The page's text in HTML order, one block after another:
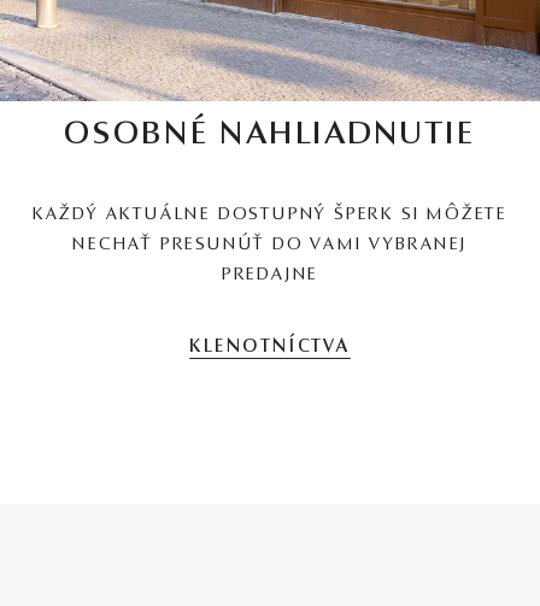
OSOBNÉ NAHLIADNUTIE
KAŽDÝ AKTUÁLNE DOSTUPNÝ ŠPERK SI MÔŽETE
NECHAŤ PRESUNÚŤ DO VAMI VYBRANEJ
PREDAJNE
KLENOTNÍCTVA